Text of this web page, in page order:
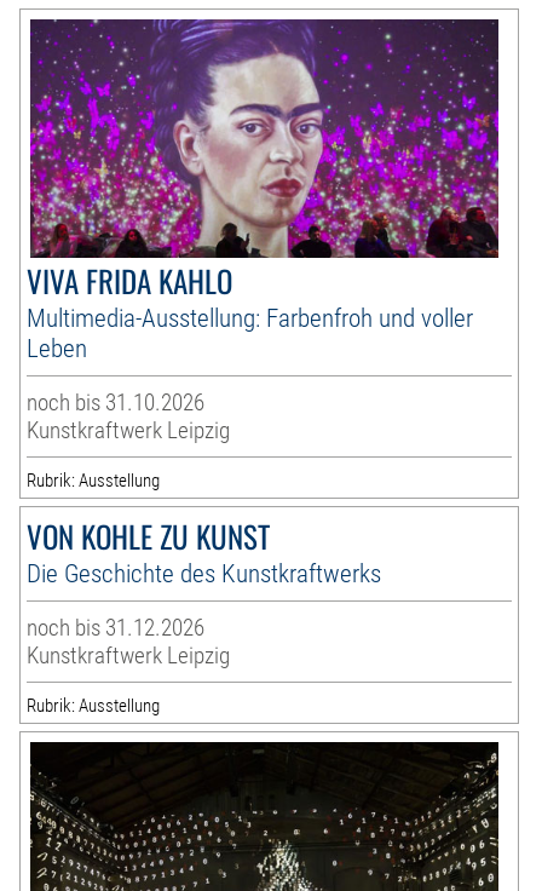
VIVA FRIDA KAHLO
Multimedia-Ausstellung: Farbenfroh und voller
Leben
noch bis 31.10.2026
Kunstkraftwerk Leipzig
Rubrik: Ausstellung
VON KOHLE ZU KUNST
Die Geschichte des Kunstkraftwerks
noch bis 31.12.2026
Kunstkraftwerk Leipzig
Rubrik: Ausstellung